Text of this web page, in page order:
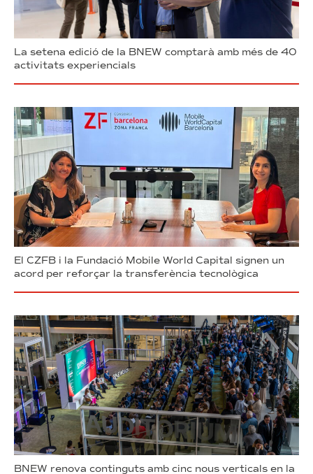
La setena edició de la BNEW comptarà amb més de 40
activitats experiencials
El CZFB i la Fundació Mobile World Capital signen un
acord per reforçar la transferència tecnològica
BNEW renova continguts amb cinc nous verticals en la